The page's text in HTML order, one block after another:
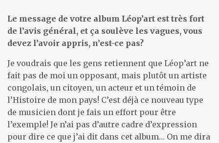
Le message de votre album Léop’art est très fort
de l’avis général, et ça soulève les vagues, vous
devez l’avoir appris, n’est-ce pas?
Je voudrais que les gens retiennent que Léop’art ne
fait pas de moi un opposant, mais plutôt un artiste
congolais, un citoyen, un acteur et un témoin de
l’Histoire de mon pays! C’est déjà ce nouveau type
de musicien dont je fais un effort pour être
l’exemple! Je n’ai pas d’autre cadre d’expression
pour dire ce que j’ai dit dans cet album… On me dira